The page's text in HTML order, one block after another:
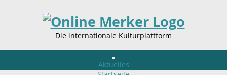
Die internationale Kulturplattform
Aktuelles